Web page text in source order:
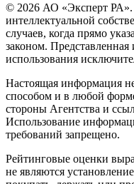
© 2026 АО «Эксперт РА».
интеллектуальной
случаев, когда прямо
законом.
использования
Настоящая информация
способом и в любой
стороны Агентства и
Использование
требований запрещено.
Рейтинговые оценки
не являются